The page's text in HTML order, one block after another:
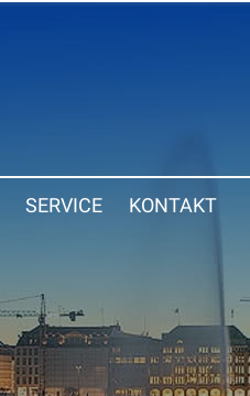
SERVICE KONTAKT